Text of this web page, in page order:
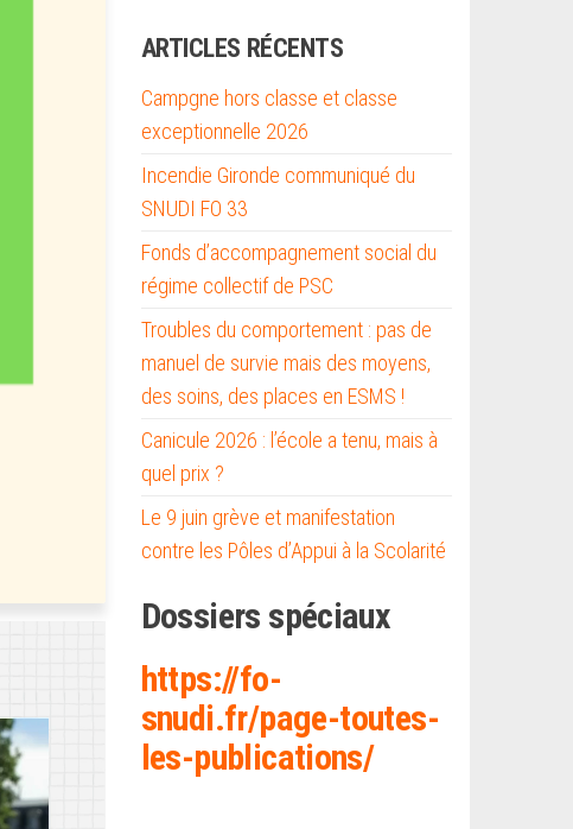
ARTICLES RÉCENTS
Campgne hors classe et classe
exceptionnelle 2026
Incendie Gironde communiqué du
SNUDI FO 33
Fonds d’accompagnement social du
régime collectif de PSC
Troubles du comportement : pas de
manuel de survie mais des moyens,
des soins, des places en ESMS !
Canicule 2026 : l’école a tenu, mais à
quel prix ?
Le 9 juin grève et manifestation
contre les Pôles d’Appui à la Scolarité
Dossiers spéciaux
https://fo-
snudi.fr/page-toutes-
les-publications/